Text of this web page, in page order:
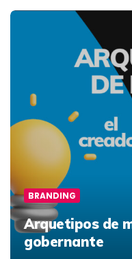
BRANDING
Arquetipos de
gobernante